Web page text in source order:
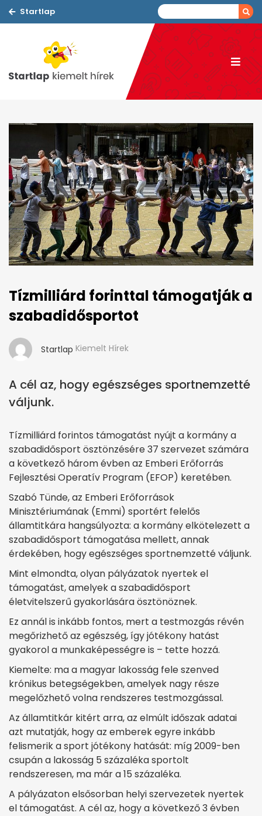
Startlap
Tízmilliárd forinttal támogatják a
szabadidősportot
Startlap Kiemelt Hírek
A cél az, hogy egészséges sportnemzetté
váljunk.
Tízmilliárd forintos támogatást nyújt a kormány a
szabadidősport ösztönzésére 37 szervezet számára
a következő három évben az Emberi Erőforrás
Fejlesztési Operatív Program (EFOP) keretében.
Szabó Tünde, az Emberi Erőforrások
Minisztériumának (Emmi) sportért felelős
államtitkára hangsúlyozta: a kormány elkötelezett a
szabadidősport támogatása mellett, annak
érdekében, hogy egészséges sportnemzetté váljunk.
Mint elmondta, olyan pályázatok nyertek el
támogatást, amelyek a szabadidősport
életvitelszerű gyakorlására ösztönöznek.
Ez annál is inkább fontos, mert a testmozgás révén
megőrizhető az egészség, így jótékony hatást
gyakorol a munkaképességre is – tette hozzá.
Kiemelte: ma a magyar lakosság fele szenved
krónikus betegségekben, amelyek nagy része
megelőzhető volna rendszeres testmozgással.
Az államtitkár kitért arra, az elmúlt időszak adatai
azt mutatják, hogy az emberek egyre inkább
felismerik a sport jótékony hatását: míg 2009-ben
csupán a lakosság 5 százaléka sportolt
rendszeresen, ma már a 15 százaléka.
A pályázaton elsősorban helyi szervezetek nyertek
el támogatást. A cél az, hogy a következő 3 évben